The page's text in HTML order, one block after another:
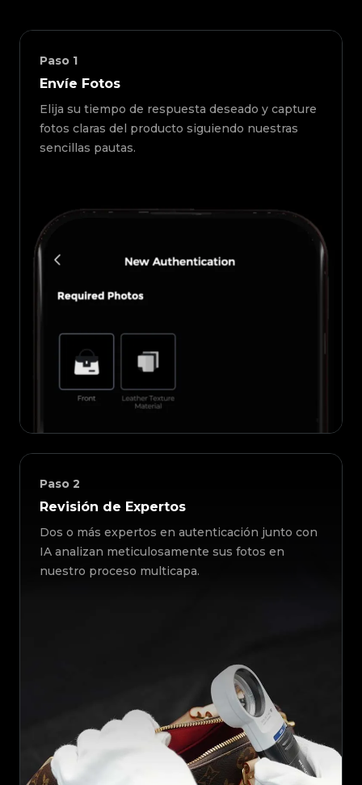
Paso 1
Envíe Fotos
Elija su tiempo de respuesta deseado y capture
fotos claras del producto siguiendo nuestras
sencillas pautas.
Paso 2
Revisión de Expertos
Dos o más expertos en autenticación junto con
IA analizan meticulosamente sus fotos en
nuestro proceso multicapa.